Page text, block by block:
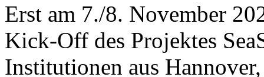
Erst am 7./8. November
Kick-Off des Projektes
Institutionen aus